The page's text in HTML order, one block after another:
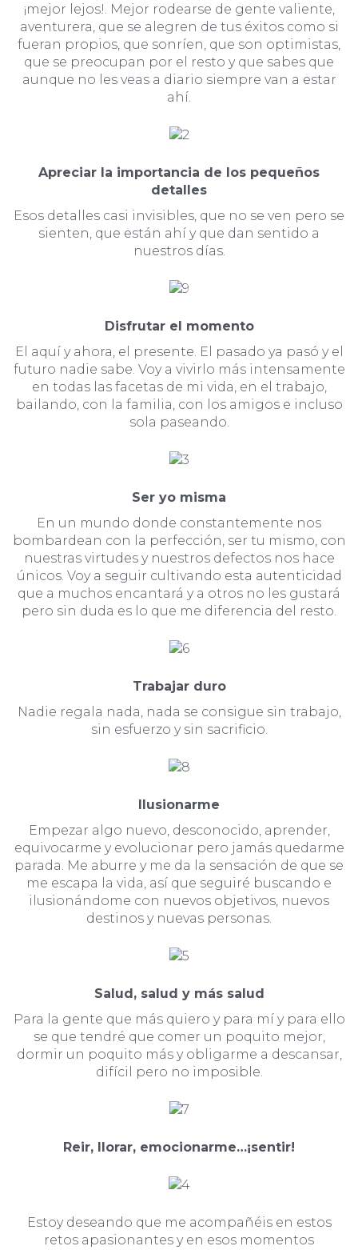
¡mejor lejos!. Mejor rodearse de gente valiente,
aventurera, que se alegren de tus éxitos como si
fueran propios, que sonríen, que son optimistas,
que se preocupan por el resto y que sabes que
aunque no les veas a diario siempre van a estar
ahí.
Apreciar la importancia de los pequeños
detalles
Esos detalles casi invisibles, que no se ven pero se
sienten, que están ahí y que dan sentido a
nuestros días.
Disfrutar el momento
El aquí y ahora, el presente. El pasado ya pasó y el
futuro nadie sabe. Voy a vivirlo más intensamente
en todas las facetas de mi vida, en el trabajo,
bailando, con la familia, con los amigos e incluso
sola paseando.
Ser yo misma
En un mundo donde constantemente nos
bombardean con la perfección, ser tu mismo, con
nuestras virtudes y nuestros defectos nos hace
únicos. Voy a seguir cultivando esta autenticidad
que a muchos encantará y a otros no les gustará
pero sin duda es lo que me diferencia del resto.
Trabajar duro
Nadie regala nada, nada se consigue sin trabajo,
sin esfuerzo y sin sacrificio.
Ilusionarme
Empezar algo nuevo, desconocido, aprender,
equivocarme y evolucionar pero jamás quedarme
parada. Me aburre y me da la sensación de que se
me escapa la vida, así que seguiré buscando e
ilusionándome con nuevos objetivos, nuevos
destinos y nuevas personas.
Salud, salud y más salud
Para la gente que más quiero y para mí y para ello
se que tendré que comer un poquito mejor,
dormir un poquito más y obligarme a descansar,
difícil pero no imposible.
Reir, llorar, emocionarme…¡sentir!
Estoy deseando que me acompañéis en estos
retos apasionantes y en esos momentos